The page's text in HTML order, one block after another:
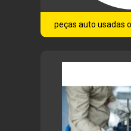
peças auto usadas